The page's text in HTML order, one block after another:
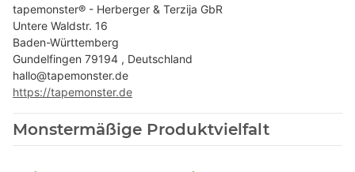
tapemonster® - Herberger & Terzija GbR
Untere Waldstr. 16
Baden-Württemberg
Gundelfingen 79194 , Deutschland
hallo@tapemonster.de
https://tapemonster.de
Monstermäßige Produktvielfalt